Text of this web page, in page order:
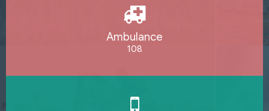
Ambulance
108